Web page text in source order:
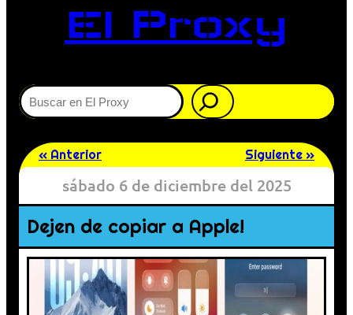
El Proxy
Buscar
« Anterior Siguiente »
sábado 6 de diciembre del 2025
Dejen de copiar a Apple!